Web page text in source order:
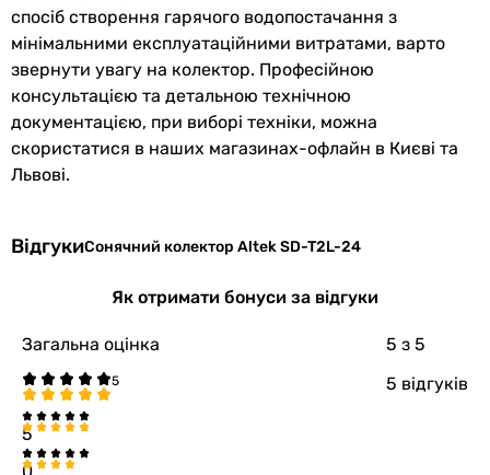
спосіб створення гарячого водопостачання з
мінімальними експлуатаційними витратами, варто
звернути увагу на колектор. Професійною
консультацією та детальною технічною
документацією, при виборі техніки, можна
скористатися в наших магазинах-офлайн в Києві та
Львові.
ВідгукиСонячний колектор Altek SD-T2L-24
Як отримати бонуси за відгуки
Загальна оцінка 5 з 5
5 відгуків
5